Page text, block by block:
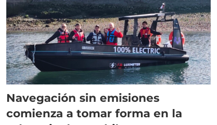
Navegación sin emisiones
comienza a tomar forma en la